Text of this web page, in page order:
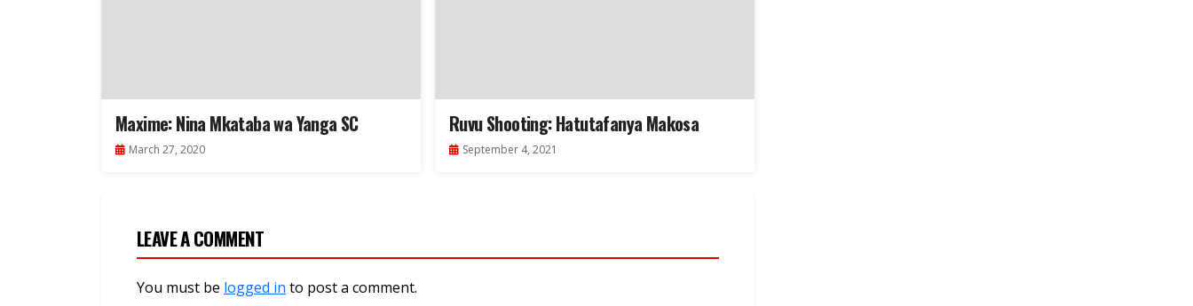
Maxime: Nina Mkataba wa Yanga SC
March 27, 2020
Ruvu Shooting: Hatutafanya Makosa
September 4, 2021
LEAVE A COMMENT
You must be logged in to post a comment.